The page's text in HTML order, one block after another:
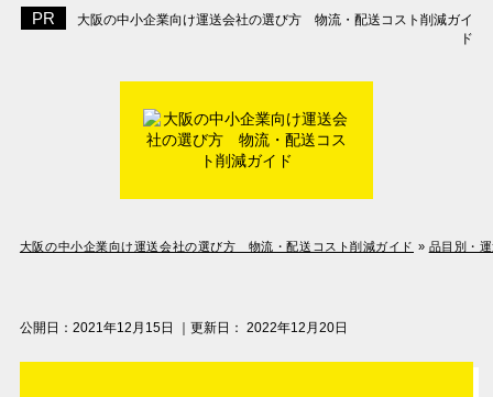
大阪の中小企業向け運送会社の選び方 物流・配送コスト削減ガイ
ド
大阪の中小企業向け運送会社の選び方 物流・配送コスト削減ガイド » 品目別・
公開日： 2021年12月15日 ｜更新日： 2022年12月20日